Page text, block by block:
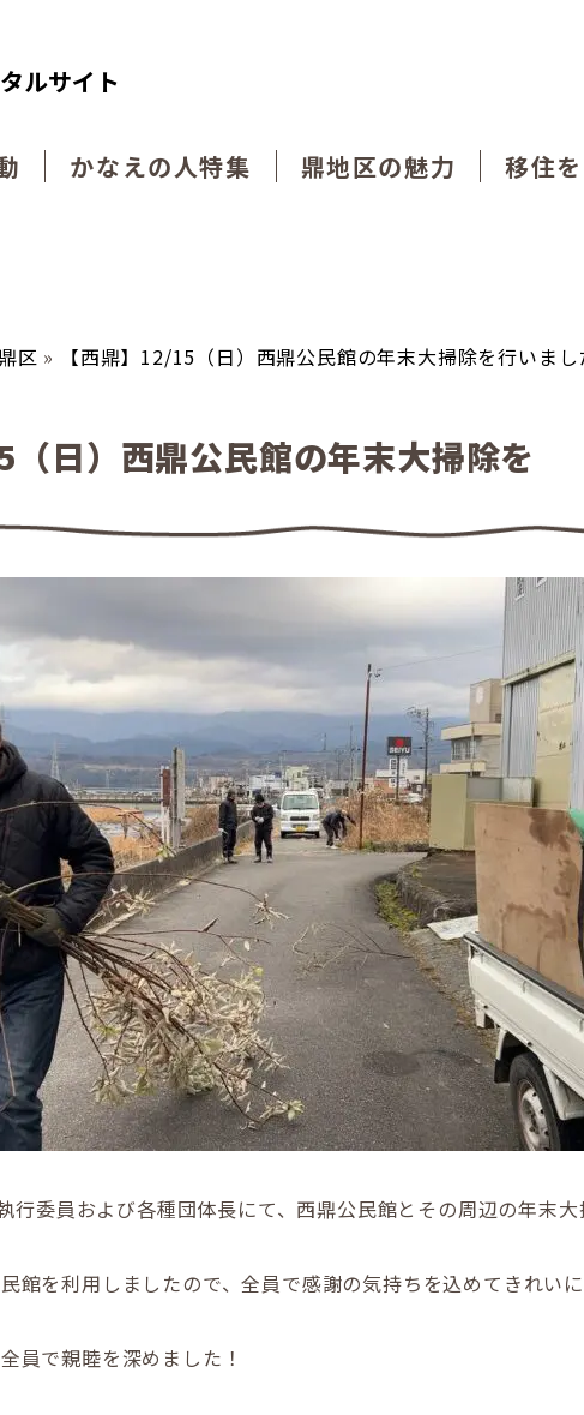
ルサイト
かなえの人特集 鼎地区の魅力 移住
区 » 【西鼎】12/15（日）西鼎公民館の年末大掃除を行いまし
（日）西鼎公民館の年末大掃除を
委員および各種団体長にて、西鼎公民館とその周辺の年末大
館を利用しましたので、全員で感謝の気持ちを込めてきれいに
員で親睦を深めました！